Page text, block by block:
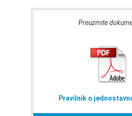
Preuzmite
Pravilnik o